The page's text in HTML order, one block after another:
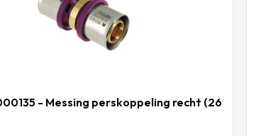
- Messing perskoppeling recht (26